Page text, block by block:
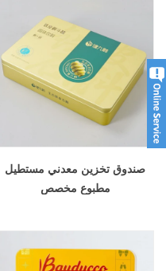
صندوق تخزين معدني مستطيل
مطبوع مخصص